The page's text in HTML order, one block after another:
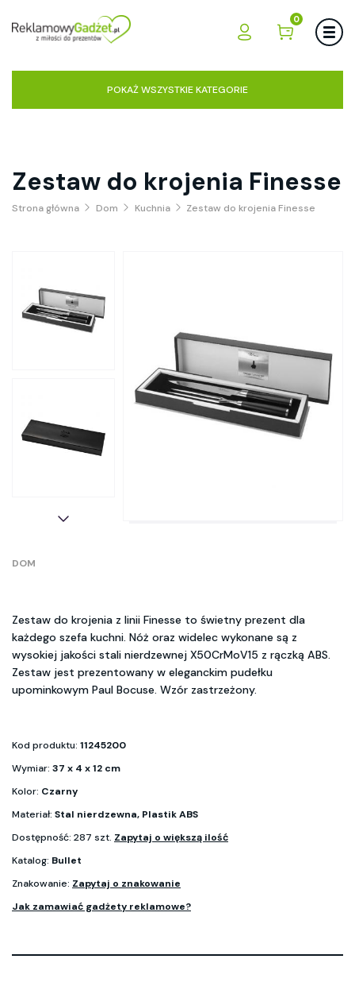
0
POKAŻ WSZYSTKIE KATEGORIE
Zestaw do krojenia Finesse
Strona główna Dom Kuchnia Zestaw do krojenia Finesse
DOM
Zestaw do krojenia z linii Finesse to świetny prezent dla
każdego szefa kuchni. Nóż oraz widelec wykonane są z
wysokiej jakości stali nierdzewnej X50CrMoV15 z rączką ABS.
Zestaw jest prezentowany w eleganckim pudełku
upominkowym Paul Bocuse. Wzór zastrzeżony.
Kod produktu: 11245200
Wymiar: 37 x 4 x 12 cm
Kolor: Czarny
Materiał: Stal nierdzewna, Plastik ABS
Dostępność: 287 szt. Zapytaj o większą ilość
Katalog: Bullet
Znakowanie: Zapytaj o znakowanie
Jak zamawiać gadżety reklamowe?